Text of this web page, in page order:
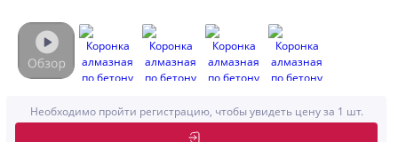
Необходимо пройти регистрацию, чтобы увидеть цену за 1 шт.